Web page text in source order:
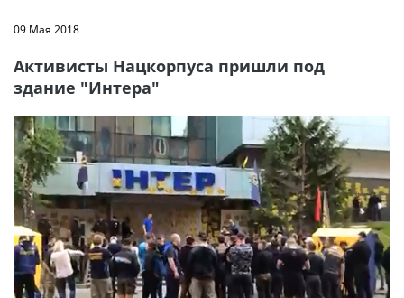
09 Мая 2018
Активисты Нацкорпуса пришли под
здание "Интера"